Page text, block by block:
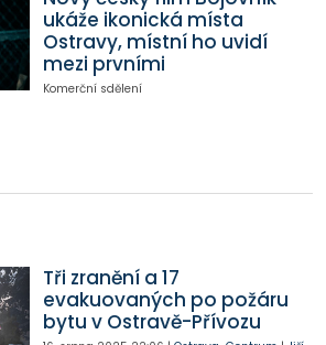
ukáže ikonická místa
Ostravy, místní ho uvidí
mezi prvními
Komerční sdělení
Tři zranění a 17
evakuovaných po požáru
bytu v Ostravě-Přívozu